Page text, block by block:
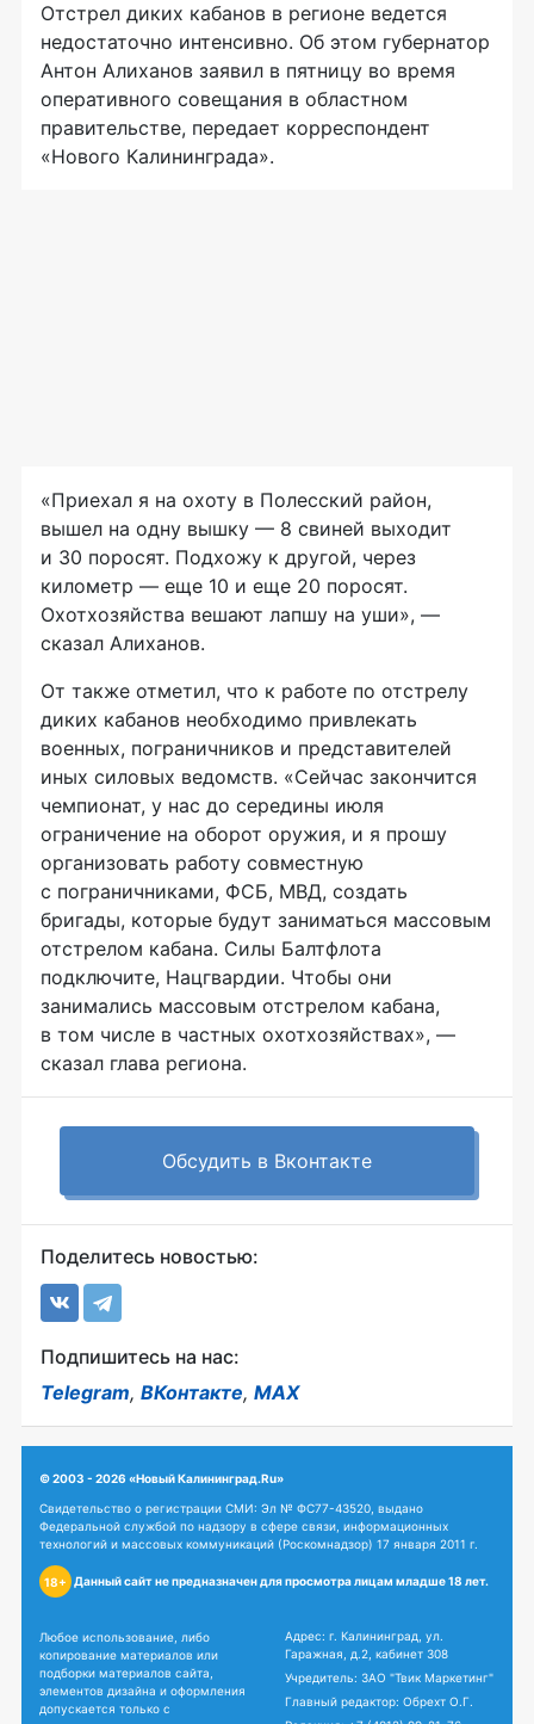
Отстрел диких кабанов в регионе ведется
недостаточно интенсивно. Об этом губернатор
Антон Алиханов заявил в пятницу во время
оперативного совещания в областном
правительстве, передает корреспондент
«Нового Калининграда».
«Приехал я на охоту в Полесский район,
вышел на одну вышку — 8 свиней выходит
и 30 поросят. Подхожу к другой, через
километр — еще 10 и еще 20 поросят.
Охотхозяйства вешают лапшу на уши», —
сказал Алиханов.
От также отметил, что к работе по отстрелу
диких кабанов необходимо привлекать
военных, пограничников и представителей
иных силовых ведомств. «Сейчас закончится
чемпионат, у нас до середины июля
ограничение на оборот оружия, и я прошу
организовать работу совместную
с пограничниками, ФСБ, МВД, создать
бригады, которые будут заниматься массовым
отстрелом кабана. Силы Балтфлота
подключите, Нацгвардии. Чтобы они
занимались массовым отстрелом кабана,
в том числе в частных охотхозяйствах», —
сказал глава региона.
Обсудить в Вконтакте
Поделитесь новостью:
Подпишитесь на нас:
Telegram, ВКонтакте, MAX
© 2003 - 2026 «Новый Калининград.Ru»
Свидетельство о регистрации СМИ: Эл № ФС77-43520, выдано
Федеральной службой по надзору в сфере связи, информационных
технологий и массовых коммуникаций (Роскомнадзор) 17 января 2011 г.
18+ Данный сайт не предназначен для просмотра лицам младше 18 лет.
Любое использование, либо
копирование материалов или
подборки материалов сайта,
элементов дизайна и оформления
допускается только с
Адрес: г. Калининград, ул.
Гаражная, д.2, кабинет 308
Учредитель: ЗАО "Твик Маркетинг"
Главный редактор: Обрехт О.Г.